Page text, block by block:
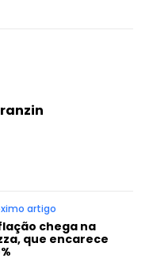
artigo
chega na
que encarece